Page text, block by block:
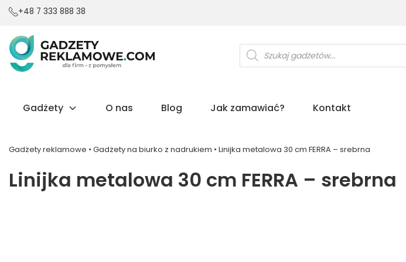
+48 7 333 888 38
Wyszukiwarka
produktów
Gadżety O nas Blog Jak zamawiać? Kontakt
Gadżety reklamowe • Gadżety na biurko z nadrukiem • Linijka metalowa 30 cm FERRA – srebrna
Linijka metalowa 30 cm FERRA – srebrna